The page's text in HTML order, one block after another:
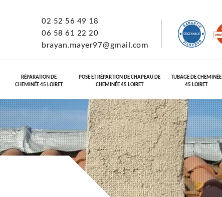
02 52 56 49 18
06 58 61 22 20
brayan.mayer97@gmail.com
RÉPARATION DE
CHEMINÉE 45 LOIRET
POSE ET RÉPARTION DE CHAPEAU DE
CHEMINÉE 45 LOIRET
TUBAGE DE CHEMINÉE
45 LOIRET